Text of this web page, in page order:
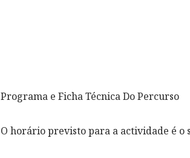
Programa e Ficha Técnica Do Percurso
O horário previsto para a actividade é o